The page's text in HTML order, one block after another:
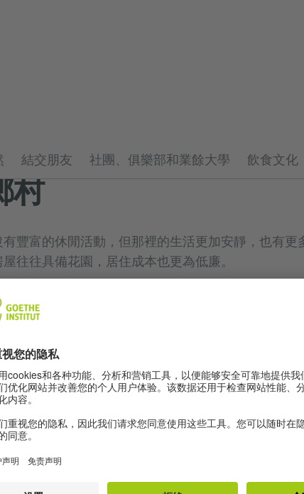
結交朋友 社團、俱樂部和業餘大學 飲食文化
村
豐富的休閒活動，但那裡的生活更加安靜，也有更
往往具備花園，居住成本也更為低廉。
的網站上找到與休閒活動的相關資訊。